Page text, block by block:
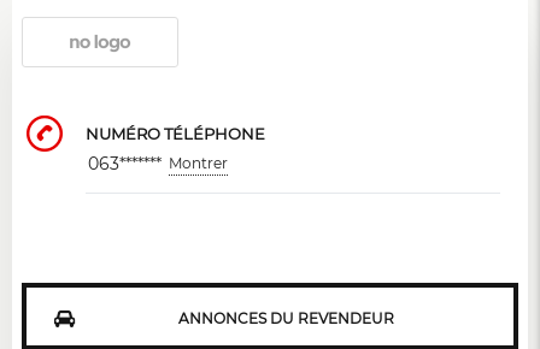
NUMÉRO TÉLÉPHONE
063******* Montrer
ANNONCES DU REVENDEUR